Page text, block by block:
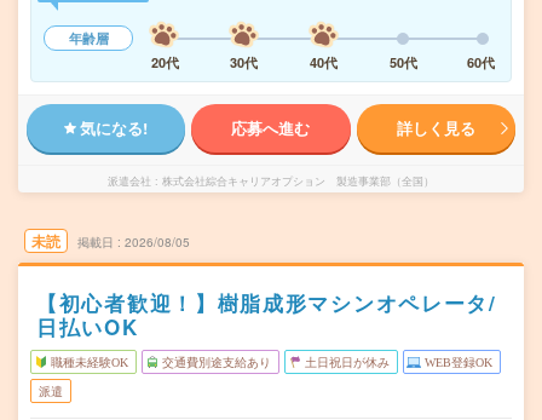
年齢層
20代
30代 40代 50代 60代
気になる! 応募へ進む 詳しく見る
派遣会社 株式会社綜合キャリアオプション 製造事業部（全国）
未読 掲載日 2026/08/05
【初心者歓迎！】樹脂成形マシンオペレータ/
日払いOK
職種未経験OK 交通費別途支給あり 土日祝日が休み WEB登録OK
派遣